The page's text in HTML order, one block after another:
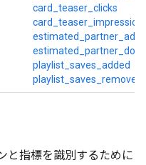
card_teaser_clicks
playlist_saves_added
playlist_saves_removed
と指標を識別するために